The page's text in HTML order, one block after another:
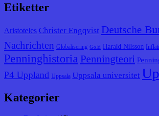
Etiketter
Aristoteles Christer Engqvist Deutsche
Nachrichten Globalisering Gold Harald Nilsson
Penninghistoria Penningteori
P4 Uppland Uppsala Uppsala universitet
Kategorier